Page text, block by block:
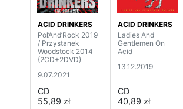
ACID DRINKERS
Pol’And’Rock 2019
/ Przystanek
Woodstock 2014
(2CD+2DVD)
9.07.2021
CD
55,89 zł
ACID DRINKERS
Ladies And
Gentlemen On
Acid
13.12.2019
CD
40,89 zł